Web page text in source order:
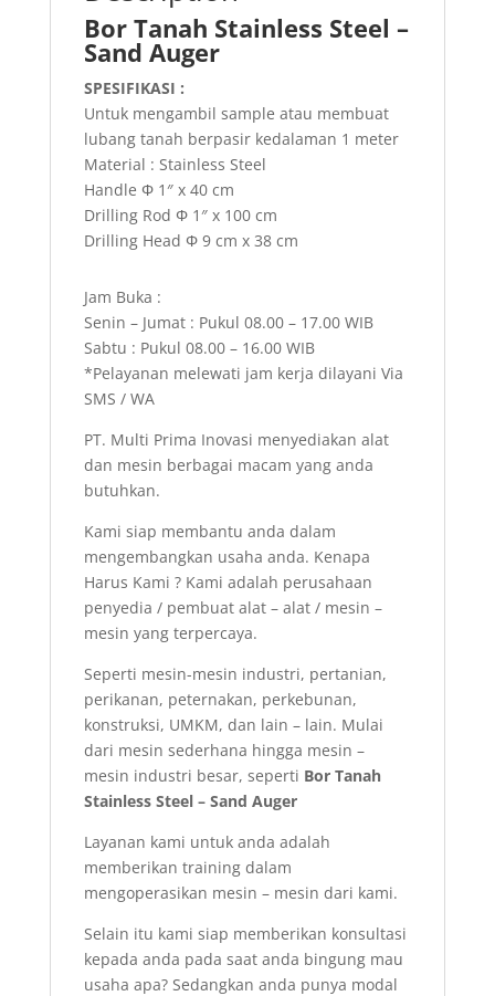
Bor Tanah Stainless Steel –
Sand Auger
SPESIFIKASI :
Untuk mengambil sample atau membuat
lubang tanah berpasir kedalaman 1 meter
Material : Stainless Steel
Handle Φ 1″ x 40 cm
Drilling Rod Φ 1″ x 100 cm
Drilling Head Φ 9 cm x 38 cm
Jam Buka :
Senin – Jumat : Pukul 08.00 – 17.00 WIB
Sabtu : Pukul 08.00 – 16.00 WIB
*Pelayanan melewati jam kerja dilayani Via
SMS / WA
PT. Multi Prima Inovasi menyediakan alat
dan mesin berbagai macam yang anda
butuhkan.
Kami siap membantu anda dalam
mengembangkan usaha anda. Kenapa
Harus Kami ? Kami adalah perusahaan
penyedia / pembuat alat – alat / mesin –
mesin yang terpercaya.
Seperti mesin-mesin industri, pertanian,
perikanan, peternakan, perkebunan,
konstruksi, UMKM, dan lain – lain. Mulai
dari mesin sederhana hingga mesin –
mesin industri besar, seperti Bor Tanah
Stainless Steel – Sand Auger
Layanan kami untuk anda adalah
memberikan training dalam
mengoperasikan mesin – mesin dari kami.
Selain itu kami siap memberikan konsultasi
kepada anda pada saat anda bingung mau
usaha apa? Sedangkan anda punya modal